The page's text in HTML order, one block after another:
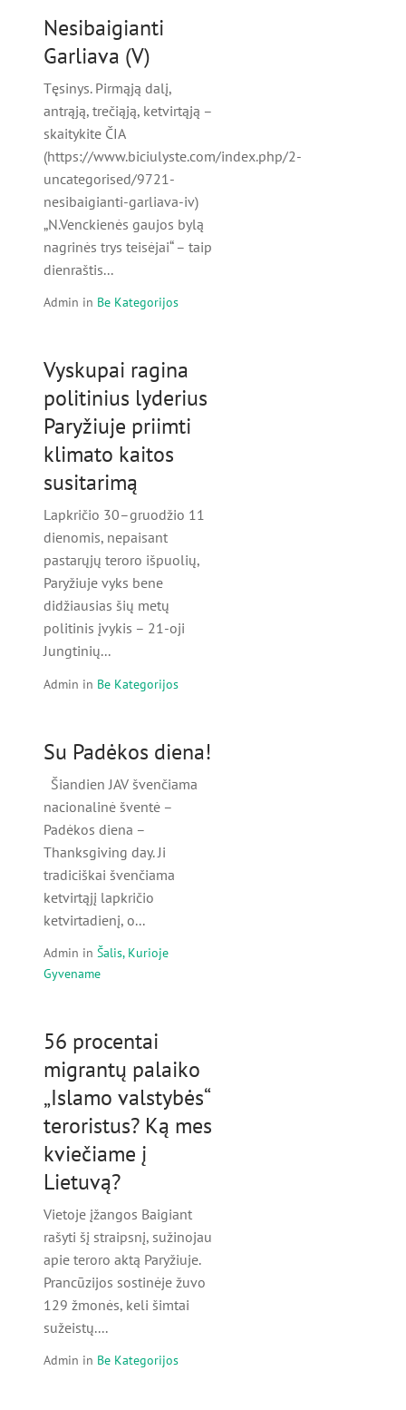
Nesibaigianti
Garliava (V)
Tęsinys. Pirmąją dalį,
antrąją, trečiąją, ketvirtąją –
skaitykite ČIA
(https://www.biciulyste.com/index.php/2-
uncategorised/9721-
nesibaigianti-garliava-iv)
„N.Venckienės gaujos bylą
nagrinės trys teisėjai“ – taip
dienraštis...
Admin in Be Kategorijos
Vyskupai ragina
politinius lyderius
Paryžiuje priimti
klimato kaitos
susitarimą
Lapkričio 30–gruodžio 11
dienomis, nepaisant
pastarųjų teroro išpuolių,
Paryžiuje vyks bene
didžiausias šių metų
politinis įvykis – 21-oji
Jungtinių...
Admin in Be Kategorijos
Su Padėkos diena!
Šiandien JAV švenčiama
nacionalinė šventė –
Padėkos diena –
Thanksgiving day. Ji
tradiciškai švenčiama
ketvirtąjį lapkričio
ketvirtadienį, o...
Admin in Šalis, Kurioje
Gyvename
56 procentai
migrantų palaiko
„Islamo valstybės“
teroristus? Ką mes
kviečiame į
Lietuvą?
Vietoje įžangos Baigiant
rašyti šį straipsnį, sužinojau
apie teroro aktą Paryžiuje.
Prancūzijos sostinėje žuvo
129 žmonės, keli šimtai
sužeistų....
Admin in Be Kategorijos